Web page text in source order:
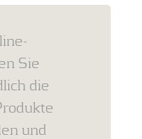
Sie
die
und